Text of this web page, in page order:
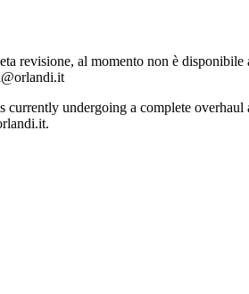
revisione, al momento non è disponibile
undergoing a complete